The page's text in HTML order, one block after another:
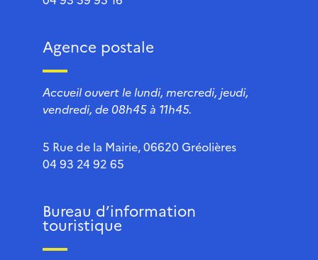
Agence postale
Accueil ouvert le lundi, mercredi, jeudi,
vendredi, de 08h45 à 11h45.
5 Rue de la Mairie, 06620 Gréolières
04 93 24 92 65
Bureau d’information
touristique